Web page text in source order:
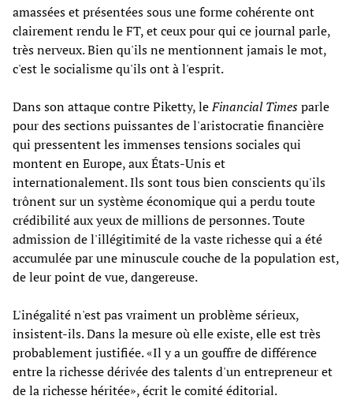
amassées et présentées sous une forme cohérente ont
clairement rendu le FT, et ceux pour qui ce journal parle,
très nerveux. Bien qu'ils ne mentionnent jamais le mot,
c'est le socialisme qu'ils ont à l'esprit.
Dans son attaque contre Piketty, leFinancial Timesparle
pour des sections puissantes de l'aristocratie financière
qui pressentent les immenses tensions sociales qui
montent en Europe, aux États-Unis et
internationalement. Ils sont tous bien conscients qu'ils
trônent sur un système économique qui a perdu toute
crédibilité aux yeux de millions de personnes. Toute
admission de l'illégitimité de la vaste richesse qui a été
accumulée par une minuscule couche de la population est,
de leur point de vue, dangereuse.
L'inégalité n'est pas vraiment un problème sérieux,
insistent-ils. Dans la mesure où elle existe, elle est très
probablement justifiée. «Il y a un gouffre de différence
entre la richesse dérivée des talents d'un entrepreneur et
de la richesse héritée», écrit le comité éditorial.